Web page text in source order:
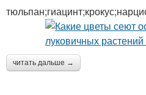
читать дальше →